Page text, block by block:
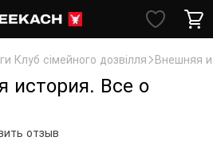
Клуб сімейного дозвілля Внешняя
история. Все о
отзыв